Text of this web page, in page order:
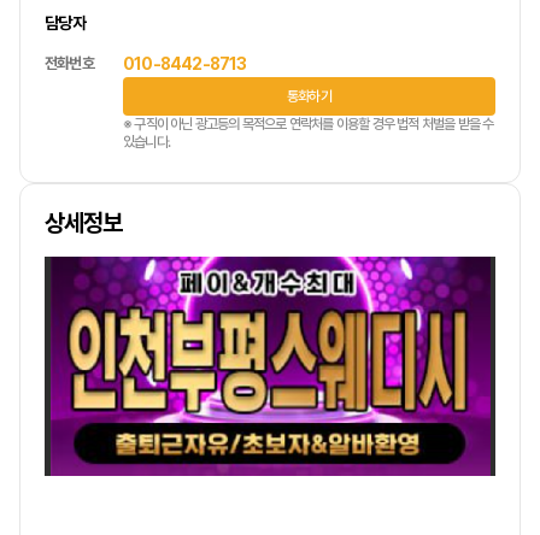
담당자
전화번호 010-8442-8713
통화하기
※ 구직이 아닌 광고등의 목적으로 연락처를 이용할 경우 법적 처벌을 받을 수
있습니다.
상세정보